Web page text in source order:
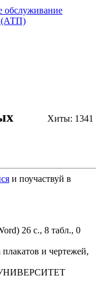
обслуживание
(АТП)
Хиты: 1341
и поучаствуй в
26 с., 8 табл., 0
и чертежей,